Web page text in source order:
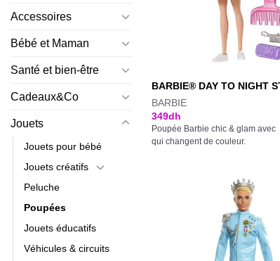
Accessoires
Bébé et Maman
Santé et bien-être
Cadeaux&Co
Jouets
Jouets pour bébé
Jouets créatifs
Peluche
Poupées
Jouets éducatifs
Véhicules & circuits
BARBIE® DAY TO NIGHT
BARBIE
349dh
Poupée Barbie chic & glam avec
qui changent de couleur.